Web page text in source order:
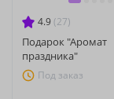
4.9 (27)
Подарок "Аромат
праздника"
Под заказ